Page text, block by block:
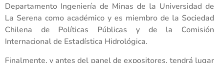
Departamento Ingeniería de Minas de la Universidad de
La Serena como académico y es miembro de la Sociedad
Chilena de Políticas Públicas y de la Comisión
Internacional de Estadística Hidrológica.
Finalmente, y antes del panel de expositores, tendrá lugar